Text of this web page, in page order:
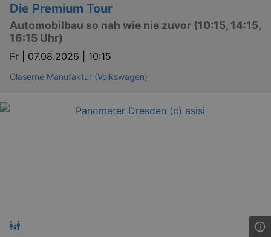
Die Premium Tour
Automobilbau so nah wie nie zuvor (10:15, 14:15,
16:15 Uhr)
Fr | 07.08.2026 | 10:15
Gläserne Manufaktur (Volkswagen)